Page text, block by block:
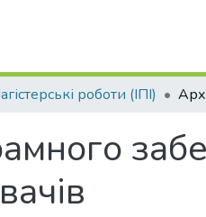
роботи (ІПІ)